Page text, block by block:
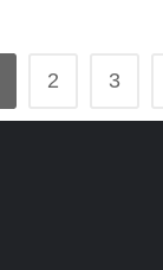
2 3